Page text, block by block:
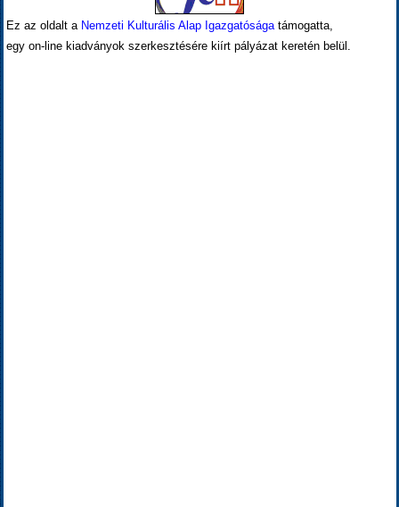
Ez az oldalt a Nemzeti Kulturális Alap Igazgatóságatámogatta,
egy on-line kiadványok szerkesztésére kiírt pályázat keretén belül.